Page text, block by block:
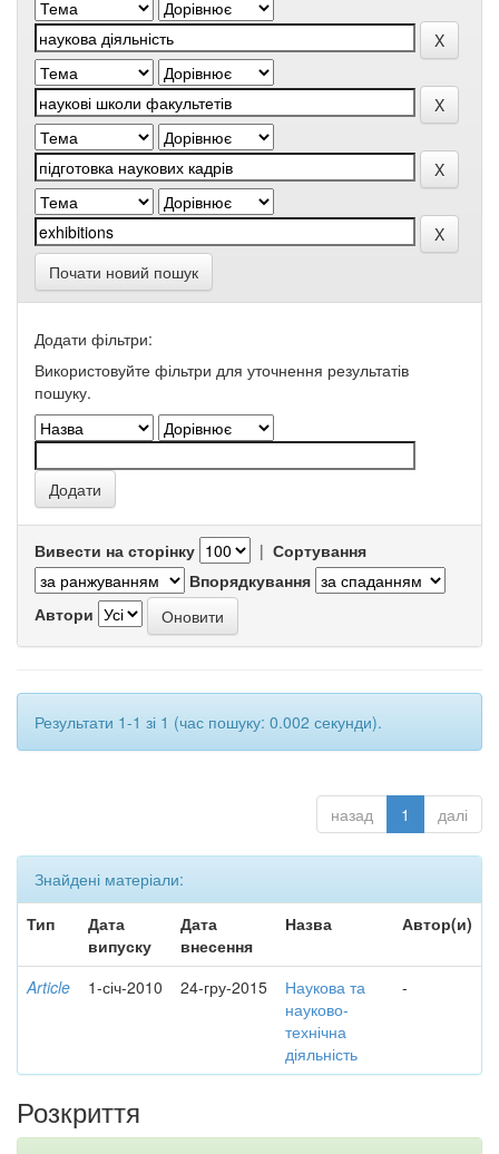
Почати новий пошук
Додати фільтри:
Використовуйте фільтри для уточнення результатів
пошуку.
Вивести на сторінку | Сортування
Впорядкування
Автори
Результати 1-1 зі 1 (час пошуку: 0.002 секунди).
назад 1 далі
Знайдені матеріали:
Тип
Дата
випуску
Дата
внесення
Назва Автор(и)
Article 1-січ-2010 24-гру-2015
Наукова та
науково-
технічна
діяльність
-
Розкриття